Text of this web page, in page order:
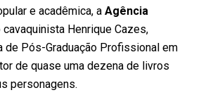
e acadêmica, a Agência
Henrique Cazes,
de Pós-Graduação Profissional em
de quase uma dezena de livros
personagens.